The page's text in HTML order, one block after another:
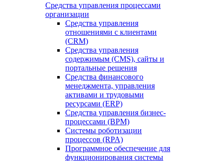
Средства управления процессами
организации
Средства управления
отношениями с клиентами
(CRM)
Средства управления
содержимым (CMS), сайты и
портальные решения
Средства финансового
менеджмента, управления
активами и трудовыми
ресурсами (ERP)
Средства управления бизнес-
процессами (BPM)
Системы роботизации
процессов (RPA)
Программное обеспечение для
функционирования системы